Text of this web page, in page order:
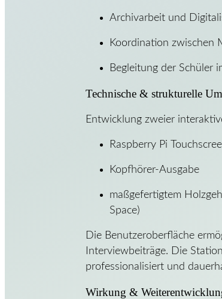
Archivarbeit und
Koordination zwischen
Begleitung der Schüler
Technische & strukturelle
Entwicklung zweier
Raspberry Pi
Kopfhörer-Ausgabe
maßgefertigtem
Space)
Die Benutzeroberfläche
Interviewbeiträge. Die
professionalisiert und
Wirkung &